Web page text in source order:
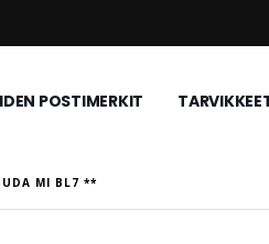
POSTIMERKIT
MI BL7 **